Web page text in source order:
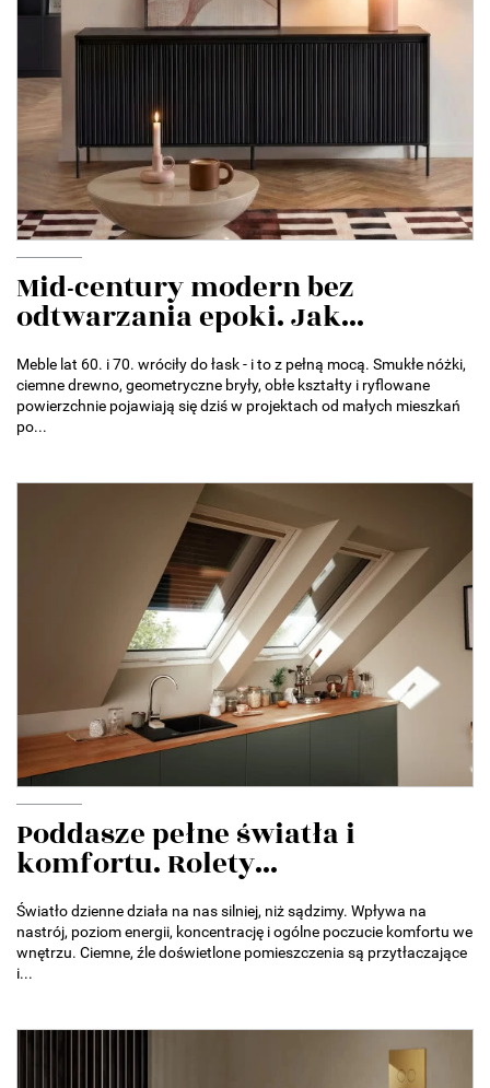
Mid-century modern bez
odtwarzania epoki. Jak...
Meble lat 60. i 70. wróciły do łask - i to z pełną mocą. Smukłe nóżki,
ciemne drewno, geometryczne bryły, obłe kształty i ryflowane
powierzchnie pojawiają się dziś w projektach od małych mieszkań
po...
Poddasze pełne światła i
komfortu. Rolety...
Światło dzienne działa na nas silniej, niż sądzimy. Wpływa na
nastrój, poziom energii, koncentrację i ogólne poczucie komfortu we
wnętrzu. Ciemne, źle doświetlone pomieszczenia są przytłaczające
i...